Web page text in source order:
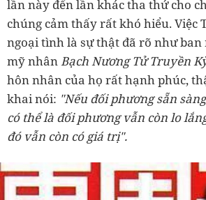
lần này đến lần khác tha thứ cho
chúng cảm thấy rất khó hiểu. Việc
ngoại tình là sự thật đã rõ như
mỹ nhânBạch Nương Tử Truyền
hôn nhân của họ rất hạnh phúc,
khai nói: "Nếu đối phương sẵn
có thể là đối phương vẫn còn lo
đó vẫn còn có giá trị".